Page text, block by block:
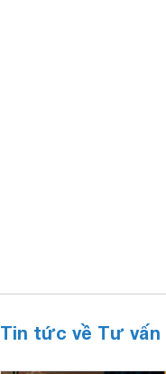
Tin tức về Tư vấn